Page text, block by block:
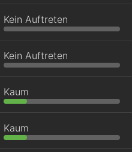
Kein Auftreten
Kein Auftreten
Kaum
Kaum